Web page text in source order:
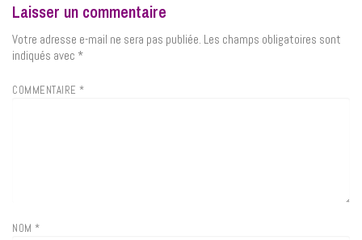
Laisser un commentaire
Votre adresse e-mail ne sera pas publiée. Les champs obligatoires sont
indiqués avec *
COMMENTAIRE *
NOM *